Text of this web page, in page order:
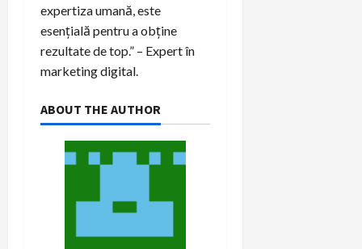
expertiza umană, este
esențială pentru a obține
rezultate de top.” – Expert în
marketing digital.
ABOUT THE AUTHOR